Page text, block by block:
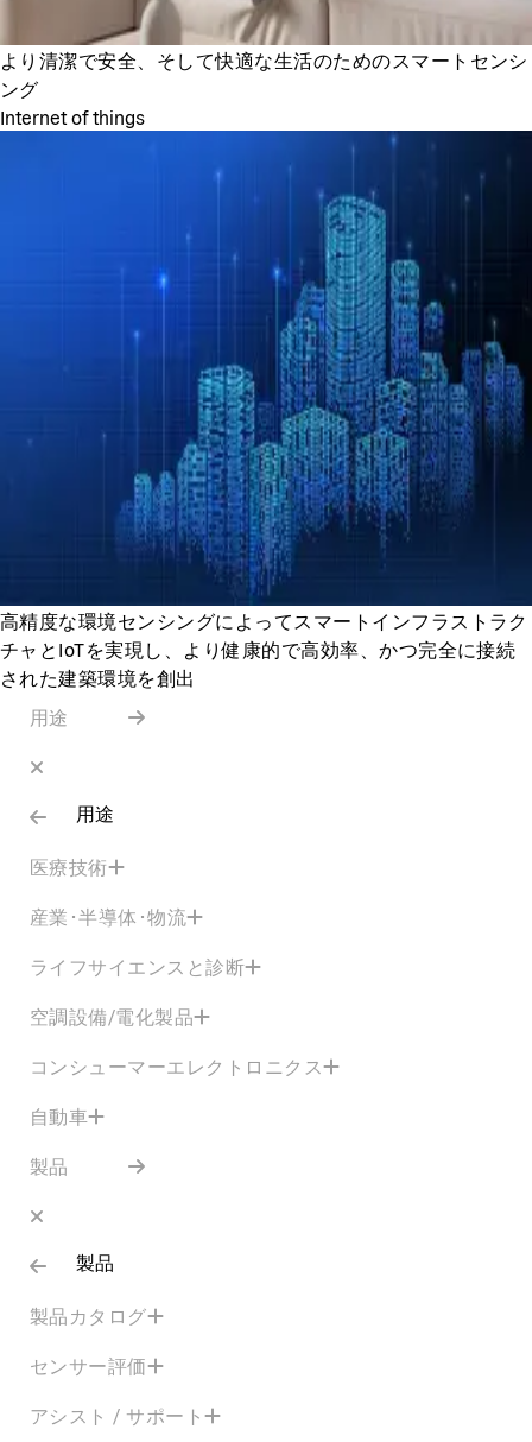
より清潔で安全、そして快適な生活のためのスマートセンシ
ング
Internet of things
高精度な環境センシングによってスマートインフラストラク
チャとIoTを実現し、より健康的で高効率、かつ完全に接続
された建築環境を創出
用途
用途
医療技術
産業･半導体･物流
ライフサイエンスと診断
空調設備/電化製品
コンシューマーエレクトロニクス
自動車
製品
製品
製品カタログ
センサー評価
アシスト / サポート